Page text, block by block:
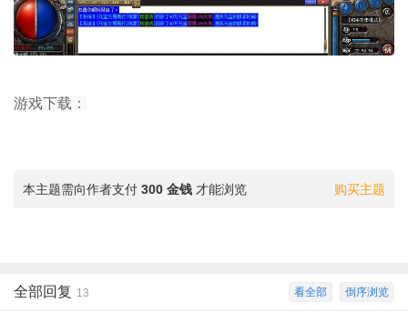
游戏下载：
购买主题
本主题需向作者支付 300 金钱 才能浏览
倒序浏览
看全部
全部回复 13